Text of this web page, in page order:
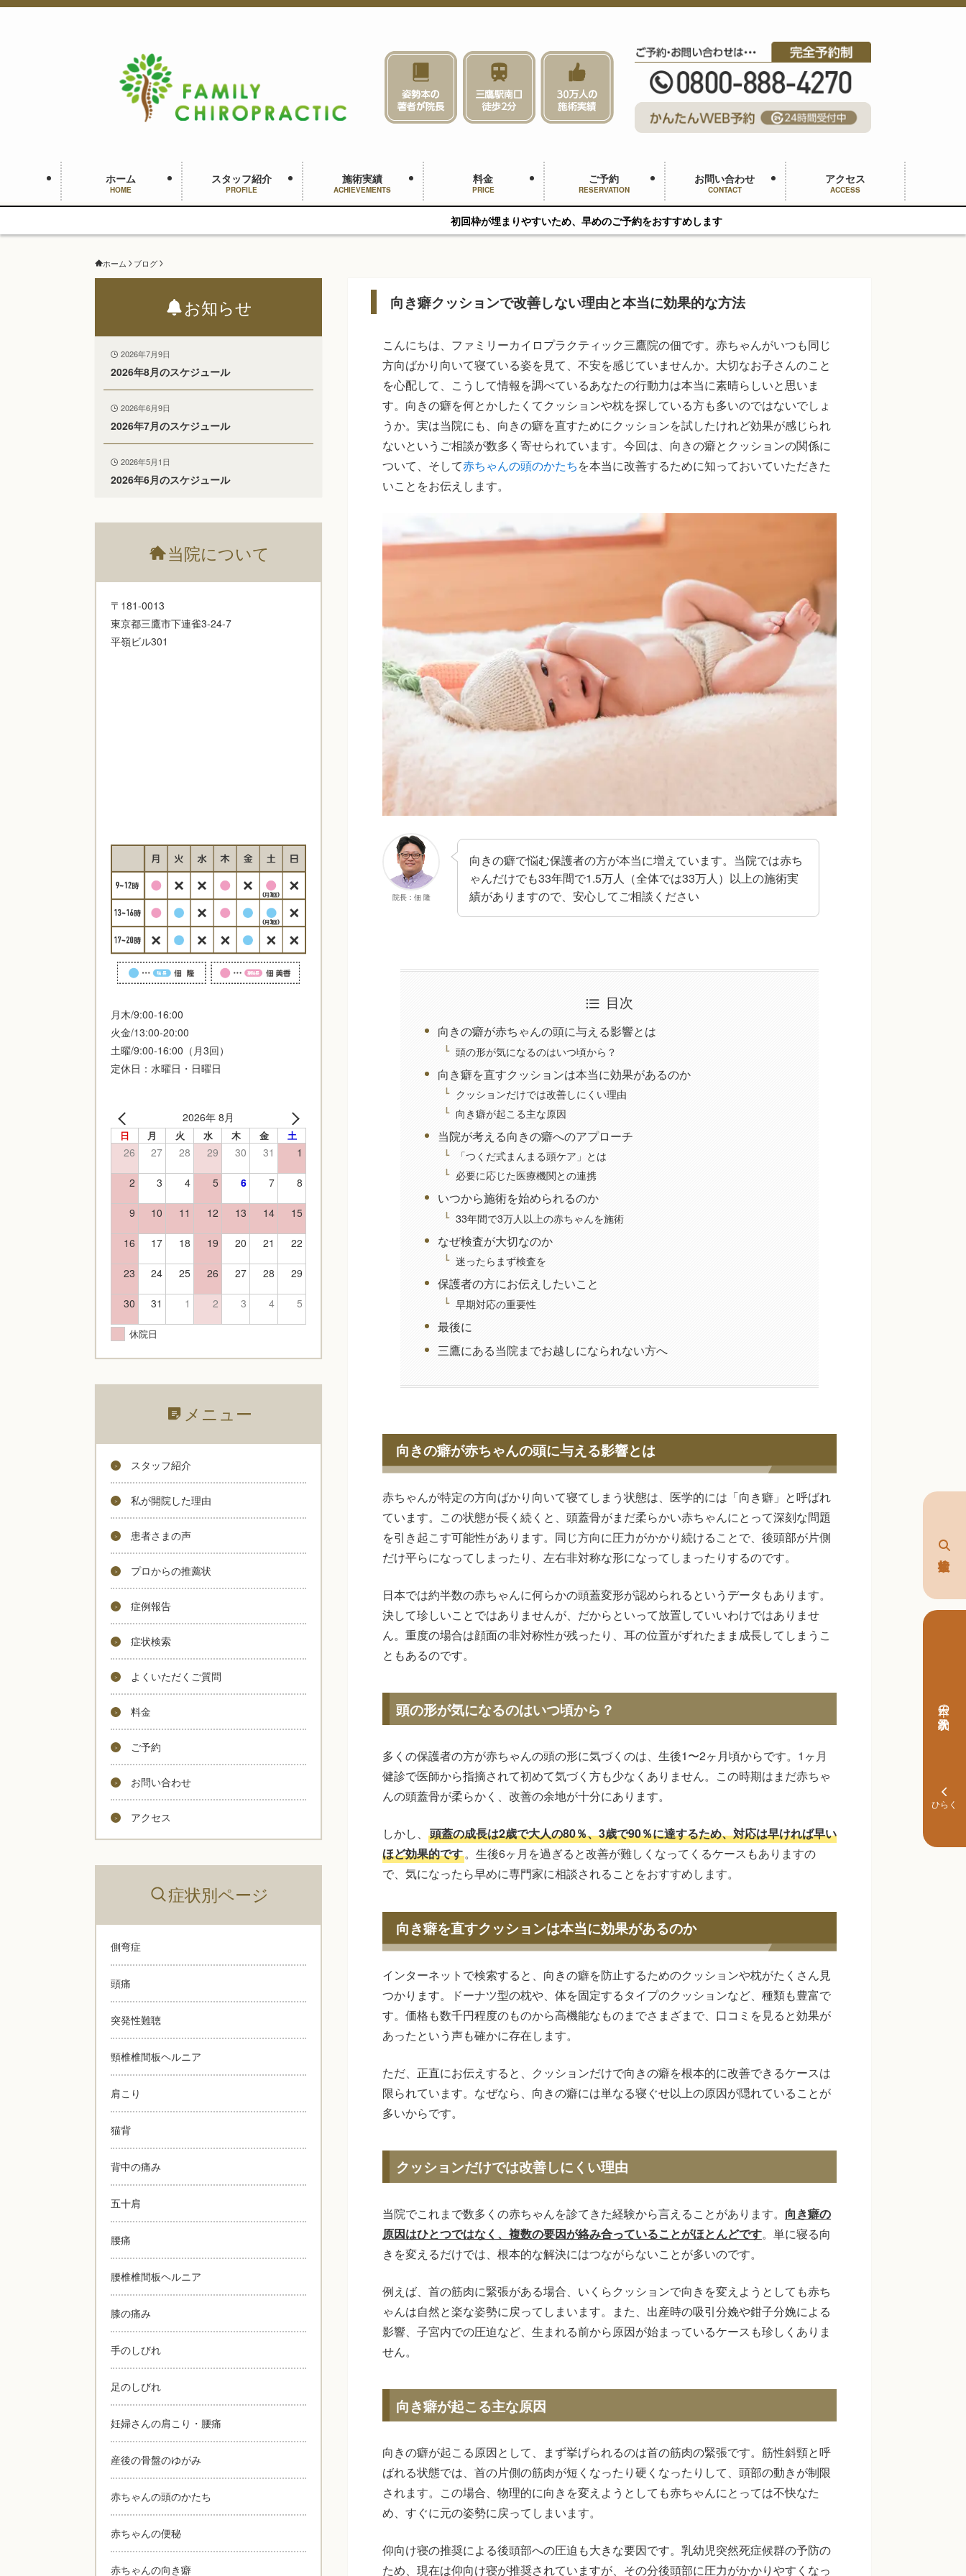
ホーム
HOME
スタッフ紹介
PROFILE
施術実績
ACHIEVEMENTS
料金
PRICE
ご予約
RESERVATION
お問い合わせ
CONTACT
アクセス
ACCESS
初回枠が埋まりやすいため、早めのご予約をおすすめします
ホーム ブログ
向き癖クッションで改善しない理由と本当に効果的な方法
本日の予約状況
こんにちは、ファミリーカイロプラクティック三鷹院の佃です。赤ちゃんがいつも同じ
方向ばかり向いて寝ている姿を見て、不安を感じていませんか。大切なお子さんのこと
を心配して、こうして情報を調べているあなたの行動力は本当に素晴らしいと思いま
す。向きの癖を何とかしたくてクッションや枕を探している方も多いのではないでしょ
うか。実は当院にも、向きの癖を直すためにクッションを試したけれど効果が感じられ
ないというご相談が数多く寄せられています。今回は、向きの癖とクッションの関係に
ついて、そして赤ちゃんの頭のかたちを本当に改善するために知っておいていただきた
いことをお伝えします。
院長：佃 隆
向きの癖で悩む保護者の方が本当に増えています。当院では赤ち
ゃんだけでも33年間で1.5万人（全体では33万人）以上の施術実
績がありますので、安心してご相談ください
目次
向きの癖が赤ちゃんの頭に与える影響とは
頭の形が気になるのはいつ頃から？
向き癖を直すクッションは本当に効果があるのか
クッションだけでは改善しにくい理由
向き癖が起こる主な原因
当院が考える向きの癖へのアプローチ
「つくだ式まんまる頭ケア」とは
必要に応じた医療機関との連携
いつから施術を始められるのか
33年間で3万人以上の赤ちゃんを施術
なぜ検査が大切なのか
迷ったらまず検査を
保護者の方にお伝えしたいこと
早期対応の重要性
最後に
三鷹にある当院までお越しになられない方へ
向きの癖が赤ちゃんの頭に与える影響とは
赤ちゃんが特定の方向ばかり向いて寝てしまう状態は、医学的には「向き癖」と呼ばれ
ています。この状態が長く続くと、頭蓋骨がまだ柔らかい赤ちゃんにとって深刻な問題
を引き起こす可能性があります。同じ方向に圧力がかかり続けることで、後頭部が片側
だけ平らになってしまったり、左右非対称な形になってしまったりするのです。
日本では約半数の赤ちゃんに何らかの頭蓋変形が認められるというデータもあります。
決して珍しいことではありませんが、だからといって放置していいわけではありませ
ん。重度の場合は顔面の非対称性が残ったり、耳の位置がずれたまま成長してしまうこ
ともあるのです。
頭の形が気になるのはいつ頃から？
多くの保護者の方が赤ちゃんの頭の形に気づくのは、生後1〜2ヶ月頃からです。1ヶ月
健診で医師から指摘されて初めて気づく方も少なくありません。この時期はまだ赤ちゃ
んの頭蓋骨が柔らかく、改善の余地が十分にあります。
しかし、 頭蓋の成長は2歳で大人の80％、3歳で90％に達するため、対応は早ければ早い
ほど効果的です。生後6ヶ月を過ぎると改善が難しくなってくるケースもありますの
で、気になったら早めに専門家に相談されることをおすすめします。
向き癖を直すクッションは本当に効果があるのか
インターネットで検索すると、向きの癖を防止するためのクッションや枕がたくさん見
つかります。ドーナツ型の枕や、体を固定するタイプのクッションなど、種類も豊富で
す。価格も数千円程度のものから高機能なものまでさまざまで、口コミを見ると効果が
あったという声も確かに存在します。
ただ、正直にお伝えすると、クッションだけで向きの癖を根本的に改善できるケースは
限られています。なぜなら、向きの癖には単なる寝ぐせ以上の原因が隠れていることが
多いからです。
クッションだけでは改善しにくい理由
当院でこれまで数多くの赤ちゃんを診てきた経験から言えることがあります。 向き癖の
原因はひとつではなく、複数の要因が絡み合っていることがほとんどです。単に寝る向
きを変えるだけでは、根本的な解決にはつながらないことが多いのです。
例えば、首の筋肉に緊張がある場合、いくらクッションで向きを変えようとしても赤ち
ゃんは自然と楽な姿勢に戻ってしまいます。また、出産時の吸引分娩や鉗子分娩による
影響、子宮内での圧迫など、生まれる前から原因が始まっているケースも珍しくありま
せん。
向き癖が起こる主な原因
向きの癖が起こる原因として、まず挙げられるのは首の筋肉の緊張です。筋性斜頸と呼
ばれる状態では、首の片側の筋肉が短くなったり硬くなったりして、頭部の動きが制限
されます。この場合、物理的に向きを変えようとしても赤ちゃんにとっては不快なた
め、すぐに元の姿勢に戻ってしまいます。
仰向け寝の推奨による後頭部への圧迫も大きな要因です。乳幼児突然死症候群の予防の
ため、現在は仰向け寝が推奨されていますが、その分後頭部に圧力がかかりやすくなっ
お知らせ
2026年7月9日
2026年8月のスケジュール
2026年6月9日
2026年7月のスケジュール
2026年5月1日
2026年6月のスケジュール
? 当院について
〒181-0013
東京都三鷹市下連雀3-24-7
平嶺ビル301
月木/9:00-16:00
火金/13:00-20:00
土曜/9:00-16:00（月3回）
定休日：水曜日・日曜日
2026年 8月
日 月 火 水 木 金 土
26 27 28 29 30 31 1
2 3 4 5 6 7 8
9 10 11 12 13 14 15
16 17 18 19 20 21 22
23 24 25 26 27 28 29
30 31 1 2 3 4 5
休院日
メニュー
スタッフ紹介
私が開院した理由
患者さまの声
プロからの推薦状
症例報告
症状検索
よくいただくご質問
料金
ご予約
お問い合わせ
アクセス
症状別ページ
側弯症
頭痛
突発性難聴
頸椎椎間板ヘルニア
肩こり
猫背
背中の痛み
五十肩
腰痛
腰椎椎間板ヘルニア
膝の痛み
手のしびれ
足のしびれ
妊婦さんの肩こり・腰痛
産後の骨盤のゆがみ
赤ちゃんの頭のかたち
赤ちゃんの便秘
赤ちゃんの向き癖